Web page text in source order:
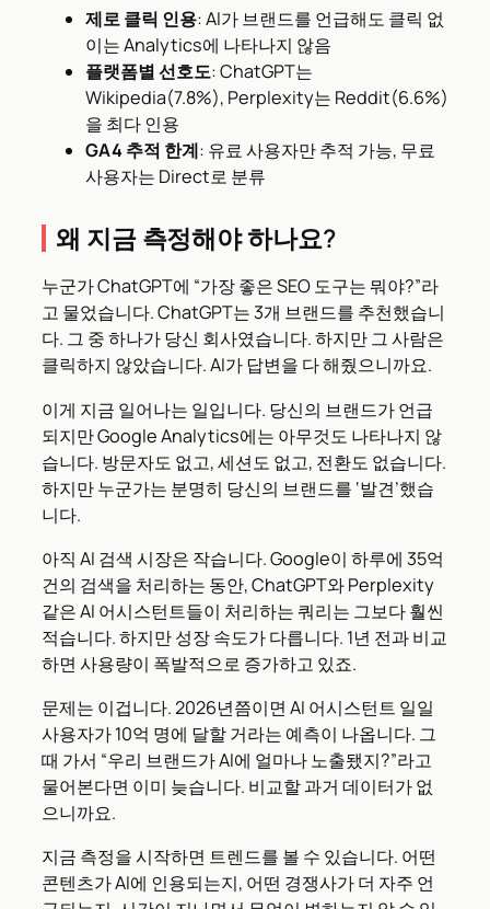
제로 클릭 인용: AI가 브랜드를 언급해도 클릭 없
이는 Analytics에 나타나지 않음
플랫폼별 선호도: ChatGPT는
Wikipedia(7.8%), Perplexity는 Reddit(6.6%)
을 최다 인용
GA4 추적 한계: 유료 사용자만 추적 가능, 무료
사용자는 Direct로 분류
왜 지금 측정해야 하나요?
누군가 ChatGPT에 “가장 좋은 SEO 도구는 뭐야?”라
고 물었습니다. ChatGPT는 3개 브랜드를 추천했습니
다. 그 중 하나가 당신 회사였습니다. 하지만 그 사람은
클릭하지 않았습니다. AI가 답변을 다 해줬으니까요.
이게 지금 일어나는 일입니다. 당신의 브랜드가 언급
되지만 Google Analytics에는 아무것도 나타나지 않
습니다. 방문자도 없고, 세션도 없고, 전환도 없습니다.
하지만 누군가는 분명히 당신의 브랜드를 ‘발견’했습
니다.
아직 AI 검색 시장은 작습니다. Google이 하루에 35억
건의 검색을 처리하는 동안, ChatGPT와 Perplexity
같은 AI 어시스턴트들이 처리하는 쿼리는 그보다 훨씬
적습니다. 하지만 성장 속도가 다릅니다. 1년 전과 비교
하면 사용량이 폭발적으로 증가하고 있죠.
문제는 이겁니다. 2026년쯤이면 AI 어시스턴트 일일
사용자가 10억 명에 달할 거라는 예측이 나옵니다. 그
때 가서 “우리 브랜드가 AI에 얼마나 노출됐지?”라고
물어본다면 이미 늦습니다. 비교할 과거 데이터가 없
으니까요.
지금 측정을 시작하면 트렌드를 볼 수 있습니다. 어떤
콘텐츠가 AI에 인용되는지, 어떤 경쟁사가 더 자주 언